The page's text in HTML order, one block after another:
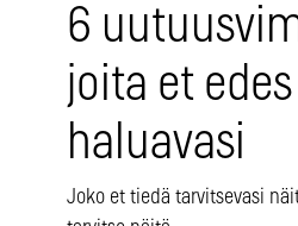
6
joita et
haluavasi
Joko et tiedä tarvitsevasi